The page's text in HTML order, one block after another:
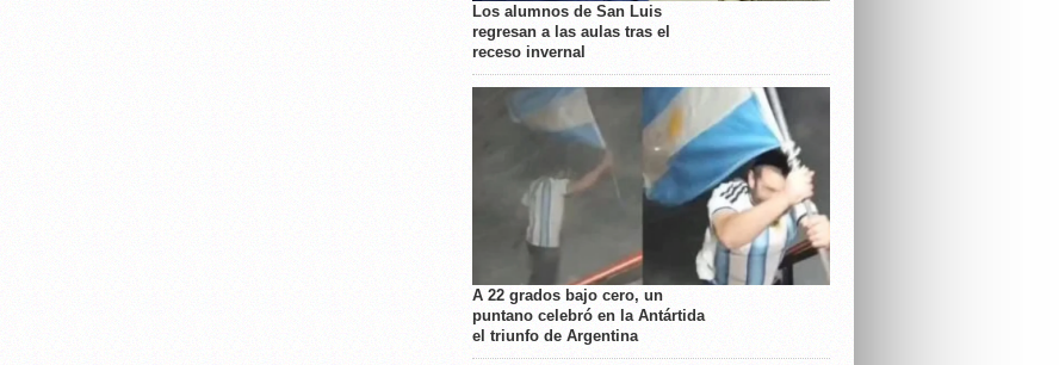
Los alumnos de San Luis
regresan a las aulas tras el
receso invernal
A 22 grados bajo cero, un
puntano celebró en la Antártida
el triunfo de Argentina